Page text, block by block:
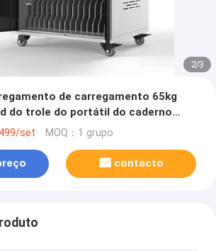
2/3
de carregamento 65kg
do trole do portátil do caderno
set MOQ：1 grupo
contacto